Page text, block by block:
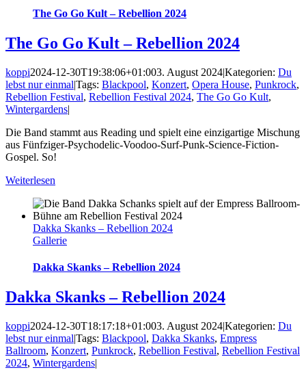
The Go Go Kult – Rebellion 2024
The Go Go Kult – Rebellion 2024
koppi2024-12-30T19:38:06+01:003. August 2024|Kategorien: Du
lebst nur einmal|Tags: Blackpool, Konzert, Opera House, Punkrock,
Rebellion Festival, Rebellion Festival 2024, The Go Go Kult,
Wintergardens|
Die Band stammt aus Reading und spielt eine einzigartige Mischung
aus Fünfziger-Psychodelic-Voodoo-Surf-Punk-Science-Fiction-
Gospel. So!
Weiterlesen
Dakka Skanks – Rebellion 2024
Gallerie
Dakka Skanks – Rebellion 2024
Dakka Skanks – Rebellion 2024
koppi2024-12-30T18:17:18+01:003. August 2024|Kategorien: Du
lebst nur einmal|Tags: Blackpool, Dakka Skanks, Empress
Ballroom, Konzert, Punkrock, Rebellion Festival, Rebellion Festival
2024, Wintergardens|